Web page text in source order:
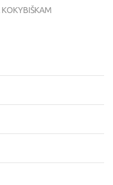
KOKYBIŠKAM